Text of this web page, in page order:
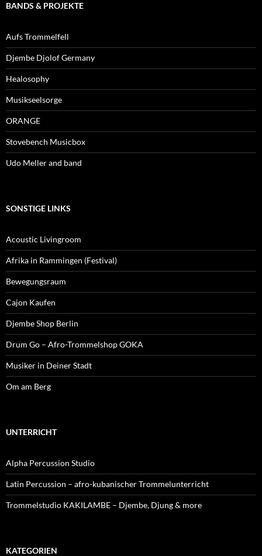
BANDS & PROJEKTE
Aufs Trommelfell
Djembe Djolof Germany
Healosophy
Musikseelsorge
ORANGE
Stovebench Musicbox
Udo Meller and band
SONSTIGE LINKS
Acoustic Livingroom
Afrika in Rammingen (Festival)
Bewegungsraum
Cajon Kaufen
Djembe Shop Berlin
Drum Go – Afro-Trommelshop GOKA
Musiker in Deiner Stadt
Om am Berg
UNTERRICHT
Alpha Percussion Studio
Latin Percussion – afro-kubanischer Trommelunterricht
Trommelstudio KAKILAMBE – Djembe, Djung & more
KATEGORIEN